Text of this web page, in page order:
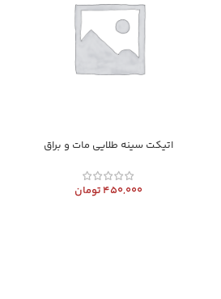
اتیکت سینه طلایی مات و براق
450,000تومان